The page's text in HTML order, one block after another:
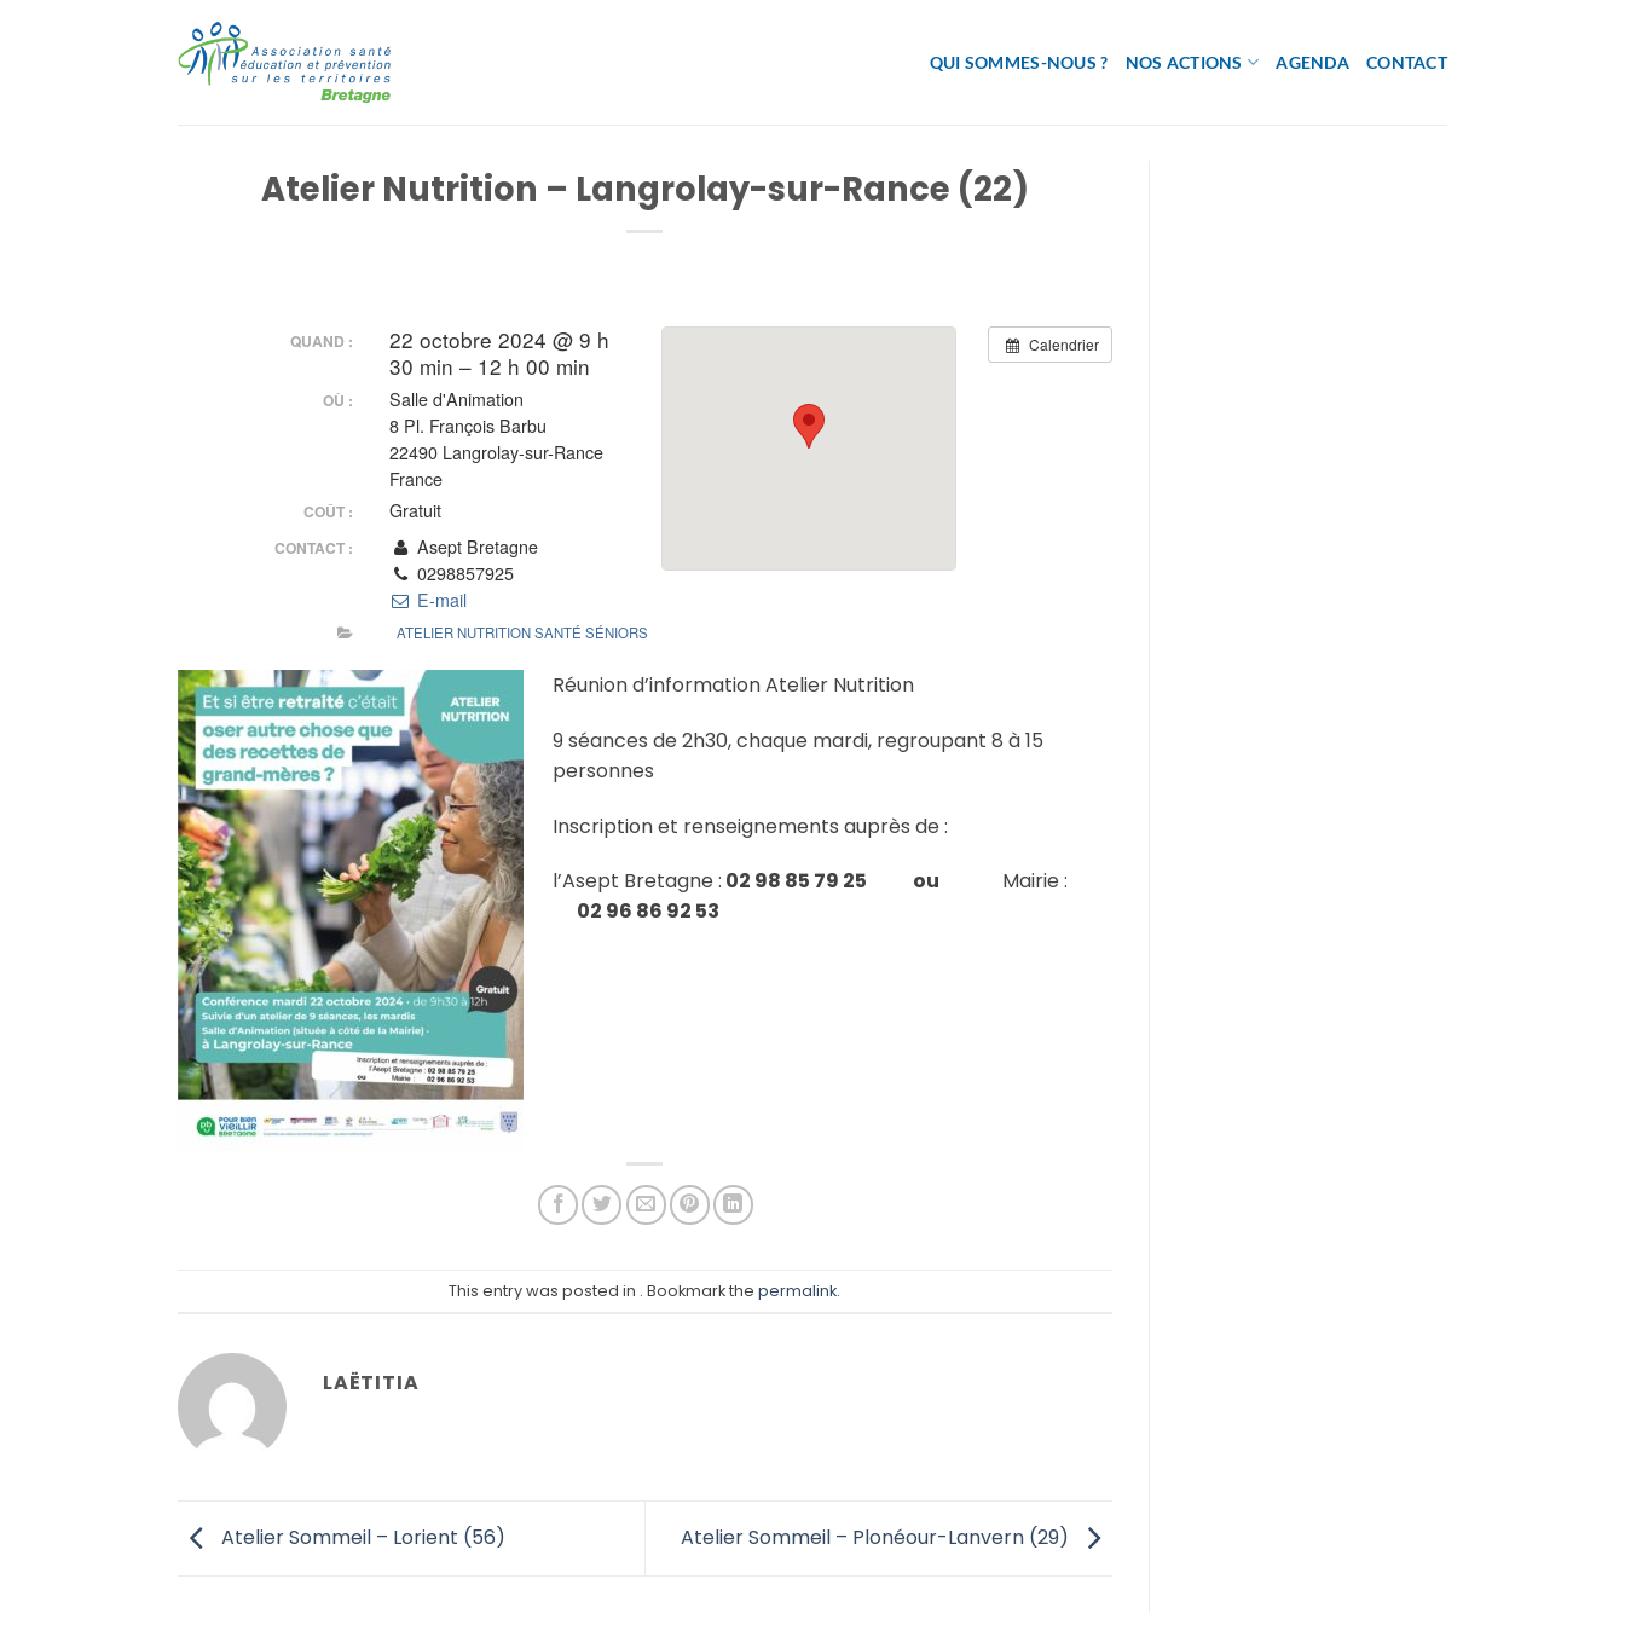
QUI SOMMES-NOUS ? NOS ACTIONS AGENDA CONTACT
Atelier Nutrition – Langrolay-sur-Rance (22)
Calendrier
QUAND :
22 octobre 2024 @ 9 h
30 min – 12 h 00 min
OÙ :
Salle d'Animation
8 Pl. François Barbu
22490 Langrolay-sur-Rance
France
COÛT : Gratuit
CONTACT :
Asept Bretagne
0298857925
E-mail
ATELIER NUTRITION SANTÉ SÉNIORS
Réunion d’information Atelier Nutrition
9 séances de 2h30, chaque mardi, regroupant 8 à 15
personnes
Inscription et renseignements auprès de :
l’Asept Bretagne : 02 98 85 79 25 ou Mairie :
02 96 86 92 53
This entry was posted in . Bookmark thepermalink.
LAËTITIA
Atelier Sommeil – Lorient (56) Atelier Sommeil – Plonéour-Lanvern (29)